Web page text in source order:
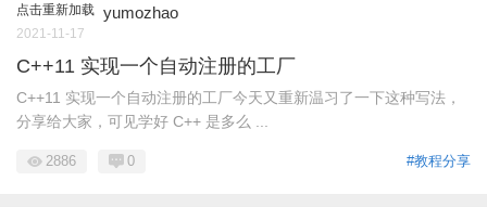
点击重新加载 yumozhao
2021-11-17
C++11 实现一个自动注册的工厂
C++11 实现一个自动注册的工厂今天又重新温习了一下这种写法，
分享给大家，可见学好 C++ 是多么 ...
#教程分享
2886 0